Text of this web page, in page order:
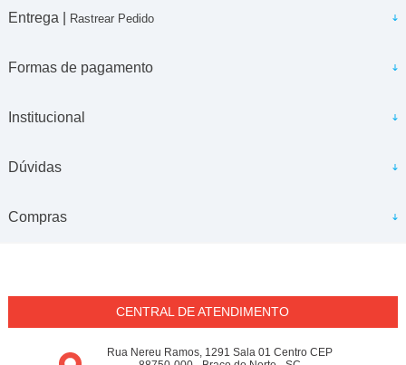
Entrega | Rastrear Pedido
Formas de pagamento
Institucional
Dúvidas
Compras
CENTRAL DE ATENDIMENTO
Rua Nereu Ramos, 1291 Sala 01 Centro CEP